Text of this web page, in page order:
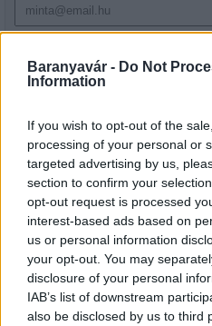
Baranyavár - Do Not
Information
If you wish to opt-out of the
processing of your personal or
targeted advertising by us,
section to confirm your
opt-out request is processed
interest-based ads based on
us or personal information
your opt-out. You may
disclosure of your personal
IAB’s list of downstream
also be disclosed by us to third
szabályzatot!
LEGFRISSEBB
Országos hírek
Megérkezett